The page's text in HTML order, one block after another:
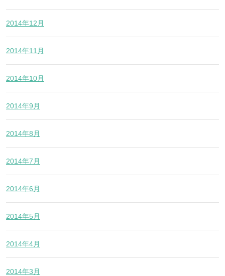
2014年12月
2014年11月
2014年10月
2014年9月
2014年8月
2014年7月
2014年6月
2014年5月
2014年4月
2014年3月